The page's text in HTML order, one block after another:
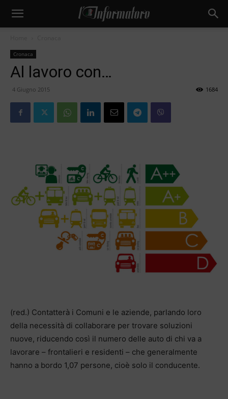
Cronaca
Al lavoro con…
4 Giugno 2015 1684
(red.) Contatterà i Comuni e le aziende, parlando loro
della necessità di collaborare per trovare soluzioni
nuove, riducendo così il numero delle auto di chi va a
lavorare – frontalieri e residenti – che generalmente
hanno a bordo 1,07 persone, cioè solo il conducente.